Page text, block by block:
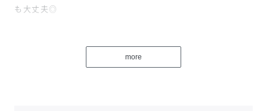
も大丈夫◎
もつけっぱなしで大丈夫!肌に優しい！」と大人気な素材で
more